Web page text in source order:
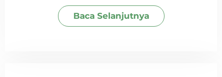
Baca Selanjutnya